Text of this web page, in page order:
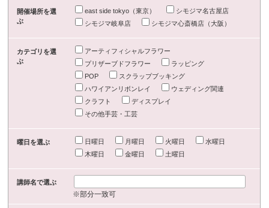
開催場所を選
ぶ
east side tokyo（東京）
シモジマ名古屋店
シモジマ岐阜店
シモジマ心斎橋店（大阪）
カテゴリを選
ぶ
アーティフィシャルフラワー
プリザーブドフラワー
ラッピング
POP
スクラップブッキング
ハワイアンリボンレイ
ウェディング関連
クラフト
ディスプレイ
その他手芸・工芸
曜日を選ぶ 日曜日 月曜日 火曜日
水曜日
木曜日
金曜日 土曜日
講師名で選ぶ
※部分一致可